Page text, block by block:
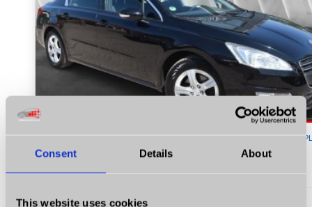
Consent Details About
This website uses cookies
Peugeot 508
1.6 KM 156